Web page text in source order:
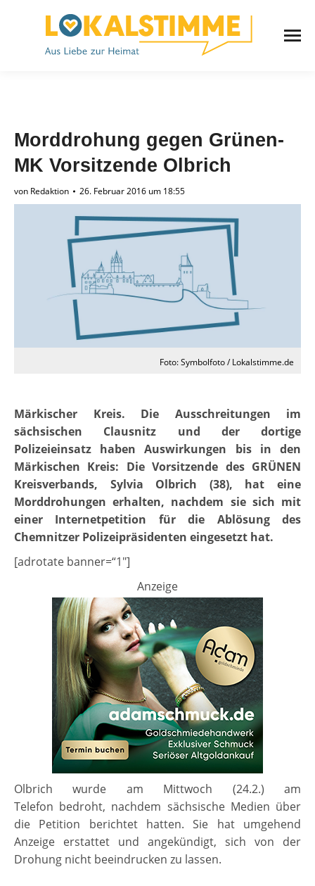
Morddrohung gegen Grünen-
MK Vorsitzende Olbrich
von Redaktion 26. Februar 2016 um 18:55
Foto: Symbolfoto / Lokalstimme.de
Märkischer Kreis. Die Ausschreitungen im
sächsischen Clausnitz und der dortige
Polizeieinsatz haben Auswirkungen bis in den
Märkischen Kreis: Die Vorsitzende des GRÜNEN
Kreisverbands, Sylvia Olbrich (38), hat eine
Morddrohungen erhalten, nachdem sie sich mit
einer Internetpetition für die Ablösung des
Chemnitzer Polizeipräsidenten eingesetzt hat.
[adrotate banner=“1″]
Anzeige
Olbrich wurde am Mittwoch (24.2.) am
Telefon bedroht, nachdem sächsische Medien über
die Petition berichtet hatten. Sie hat umgehend
Anzeige erstattet und angekündigt, sich von der
Drohung nicht beeindrucken zu lassen.